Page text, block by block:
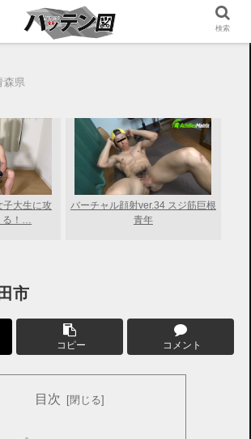
旅行に出張に待ち合わせに
森県
子大生に攻
！…
バーチャル顔射ver.34 スジ筋巨根
青年
市
コピー コメント
目次
検索